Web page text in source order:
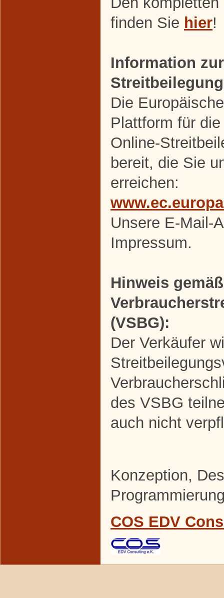
finden Sie hier!
Information
Die
Plattform für
Online-
bereit, die Sie
erreichen:
Unsere E-Mail-
Impressum.
Hinweis
(VSBG):
Der Verkäufer
des VSBG
auch nicht
Konzeption,
COS EDV